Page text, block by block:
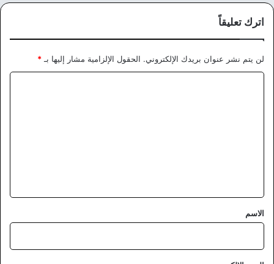
اترك تعليقاً
لن يتم نشر عنوان بريدك الإلكتروني. الحقول الإلزامية مشار إليها بـ *
*
الاسم